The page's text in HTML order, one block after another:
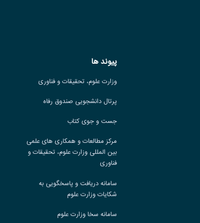
پیوند ها
وزارت علوم، تحقیقات و فناوری
پرتال دانشجویی صندوق رفاه
جست و جوی کتاب
مرکز مطالعات و همکاری های علمی
بین المللی وزارت علوم، تحقیقات و
فناوری
سامانه دریافت و پاسخگویی به
شکایات وزارت علوم
سامانه سخا وزارت علوم